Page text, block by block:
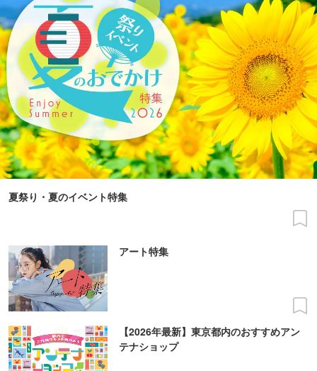
夏祭り・夏のイベント特集
アート特集
【2026年最新】東京都内のおすすめアン
テナショップ